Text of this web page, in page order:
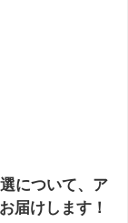
について、ア
届けします！